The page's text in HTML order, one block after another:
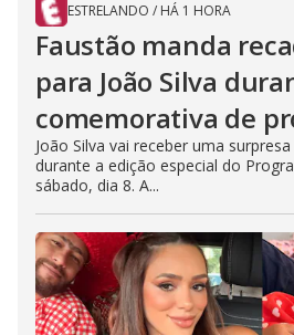
ESTRELANDO / HÁ 1 HORA
Faustão manda
para João Silva
comemorativa de
João Silva vai receber uma
durante a edição especial do
sábado, dia 8. A...